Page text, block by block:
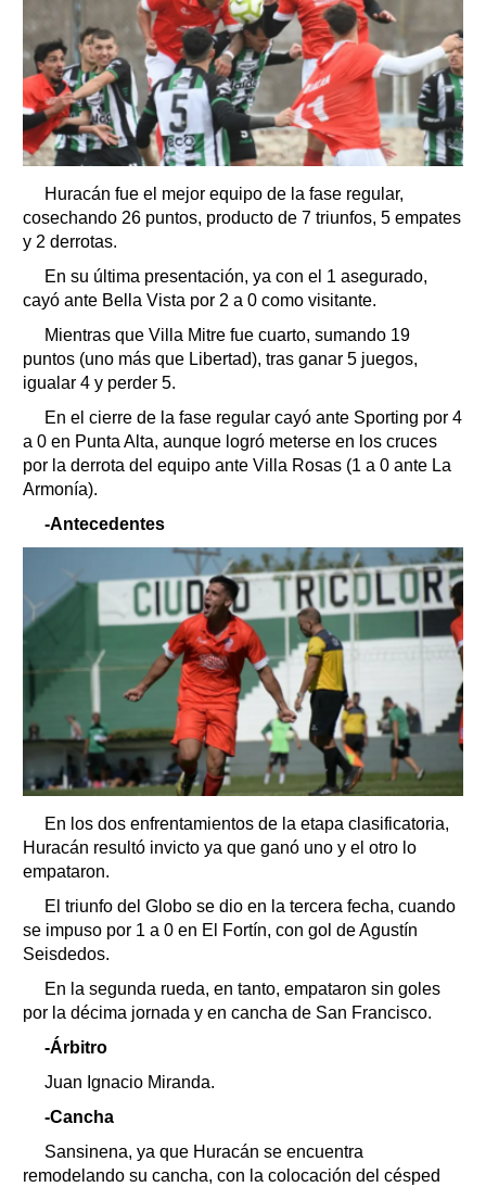
Huracán fue el mejor equipo de la fase regular,
cosechando 26 puntos, producto de 7 triunfos, 5 empates
y 2 derrotas.
En su última presentación, ya con el 1 asegurado,
cayó ante Bella Vista por 2 a 0 como visitante.
Mientras que Villa Mitre fue cuarto, sumando 19
puntos (uno más que Libertad), tras ganar 5 juegos,
igualar 4 y perder 5.
En el cierre de la fase regular cayó ante Sporting por 4
a 0 en Punta Alta, aunque logró meterse en los cruces
por la derrota del equipo ante Villa Rosas (1 a 0 ante La
Armonía).
-Antecedentes
En los dos enfrentamientos de la etapa clasificatoria,
Huracán resultó invicto ya que ganó uno y el otro lo
empataron.
El triunfo del Globo se dio en la tercera fecha, cuando
se impuso por 1 a 0 en El Fortín, con gol de Agustín
Seisdedos.
En la segunda rueda, en tanto, empataron sin goles
por la décima jornada y en cancha de San Francisco.
-Árbitro
Juan Ignacio Miranda.
-Cancha
Sansinena, ya que Huracán se encuentra
remodelando su cancha, con la colocación del césped